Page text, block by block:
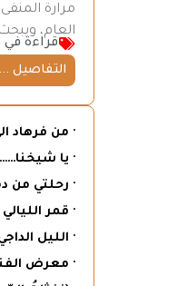
مرارة
العام،
قراءة
التفاصيل ...
· من
· يا
· رحلتي من
· قمر الليالي
· الليل
· معرض